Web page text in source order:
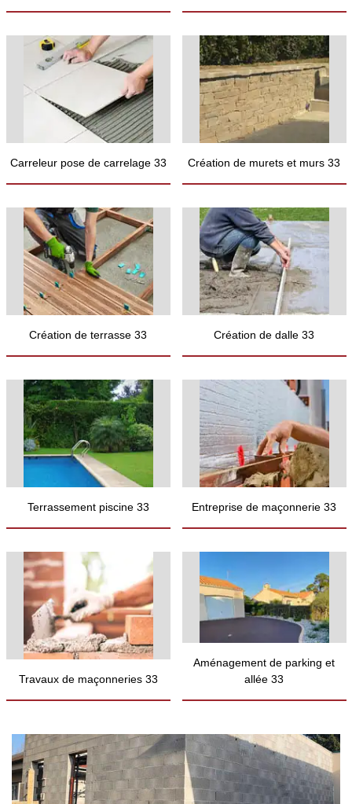
Carreleur pose de carrelage 33 Création de murets et murs 33
Création de terrasse 33 Création de dalle 33
Terrassement piscine 33 Entreprise de maçonnerie 33
Travaux de maçonneries 33
Aménagement de parking et
allée 33